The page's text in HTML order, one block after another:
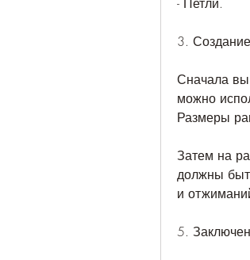
3.
Сначала вы
можно
Размеры
Затем на
должны
и
5.